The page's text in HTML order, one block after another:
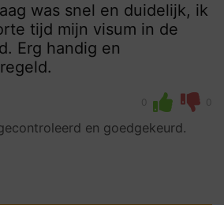
was snel en duidelijk, ik
tijd mijn visum in de
Erg handig en
0 0
en goedgekeurd.